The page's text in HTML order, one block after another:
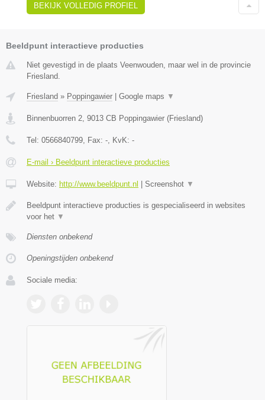
BEKIJK VOLLEDIG PROFIEL
Beeldpunt interactieve producties
Niet gevestigd in de plaats Veenwouden, maar wel in de provincie
Friesland.
Friesland » Poppingawier | Google maps ▼
Binnenbuorren 2 9013 CB Poppingawier (Friesland)
Tel: 0566840799 , Fax: - , KvK: -
E-mail › Beeldpunt interactieve producties
Website: http://www.beeldpunt.nl | Screenshot ▼
Beeldpunt interactieve producties is gespecialiseerd in websites
voor het ▼
Diensten onbekend
Openingstijden onbekend
Sociale media: